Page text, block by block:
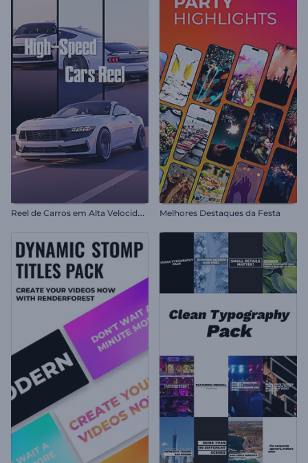
R
eel de Carros em Alta Velocidade Melhores Destaques da Festa